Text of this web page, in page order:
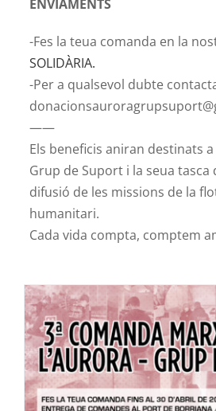
ENVIAMENTS
-Fes la teua comanda en la
SOLIDÀRIA.
-Per a qualsevol dubte
——
Els beneficis aniran destinats
Grup de Suport i la seua tasca
difusió de les missions de la
humanitari.
Cada vida compta, comptem